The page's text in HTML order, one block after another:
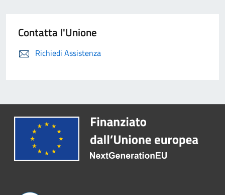
Contatta l'Unione
Richiedi Assistenza